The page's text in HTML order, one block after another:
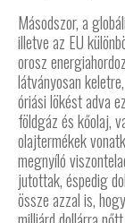
Másodszor, a
illetve az EU
orosz
látványosan
óriási lökést adva
földgáz és kőolaj,
olajtermékek
megnyíló
jutottak, éspedig
össze azzal is,